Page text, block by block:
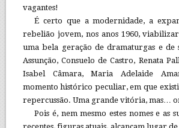
vagantes!
É certo que a modernidade, a
rebelião jovem, nos anos 1960,
uma bela geração de dramaturgas e de
Assunção, Consuelo de Castro, Renata
Isabel Câmara, Maria Adelaide
momento histórico peculiar, em que
repercussão. Uma grande vitória, mas…
Pois é, nem mesmo estes nomes e as